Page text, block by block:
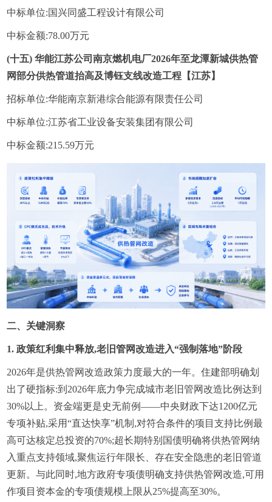
中标单位:国兴同盛工程设计有限公司
中标金额:78.00万元
(十五) 华能江苏公司南京燃机电厂2026年至龙潭新城供热管
网部分供热管道抬高及博钰支线改造工程【江苏】
招标单位:华能南京新港综合能源有限责任公司
中标单位:江苏省工业设备安装集团有限公司
中标金额:215.59万元
二、关键洞察
1. 政策红利集中释放,老旧管网改造进入“强制落地”阶段
2026年是供热管网改造政策力度最大的一年。住建部明确划
出了硬指标:到2026年底力争完成城市老旧管网改造比例达到
30%以上。资金端更是史无前例——中央财政下达1200亿元
专项补贴,采用“直达快享”机制,对符合条件的项目支持比例最
高可达核定总投资的70%;超长期特别国债明确将供热管网纳
入重点支持领域,聚焦运行年限长、存在安全隐患的老旧管道
更新。与此同时,地方政府专项债明确支持供热管网改造,可用
作项目资本金的专项债规模上限从25%提高至30%。